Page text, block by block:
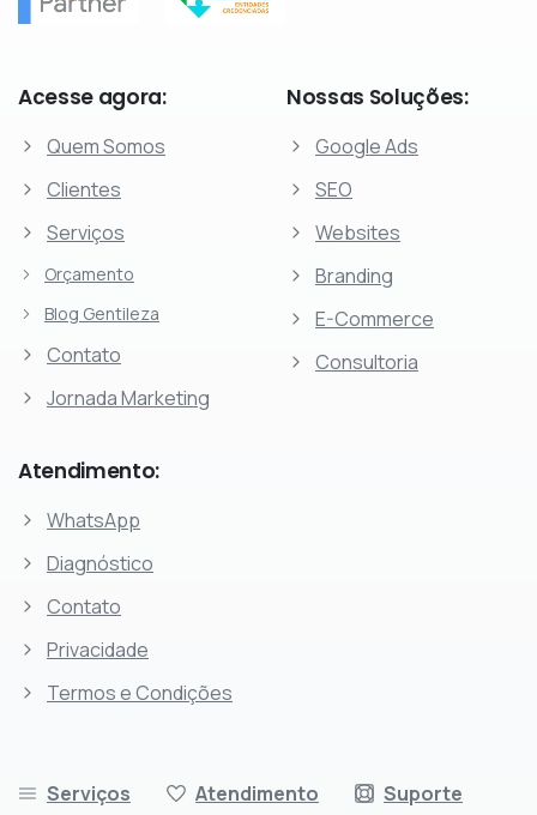
Acesse agora:
Quem Somos
Clientes
Serviços
Orçamento
Blog Gentileza
Contato
Jornada Marketing
Nossas Soluções:
Google Ads
SEO
Websites
Branding
E-Commerce
Consultoria
Atendimento:
WhatsApp
Diagnóstico
Contato
Privacidade
Termos e Condições
Serviços Atendimento Suporte